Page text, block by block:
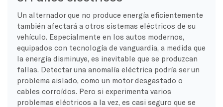
Un alternador que no produce energía eficientemente
también afectará a otros sistemas eléctricos de su
vehículo. Especialmente en los autos modernos,
equipados con tecnología de vanguardia, a medida que
la energía disminuye, es inevitable que se produzcan
fallas. Detectar una anomalía eléctrica podría ser un
problema aislado, como un motor desgastado o
cables corroídos. Pero si experimenta varios
problemas eléctricos a la vez, es casi seguro que se